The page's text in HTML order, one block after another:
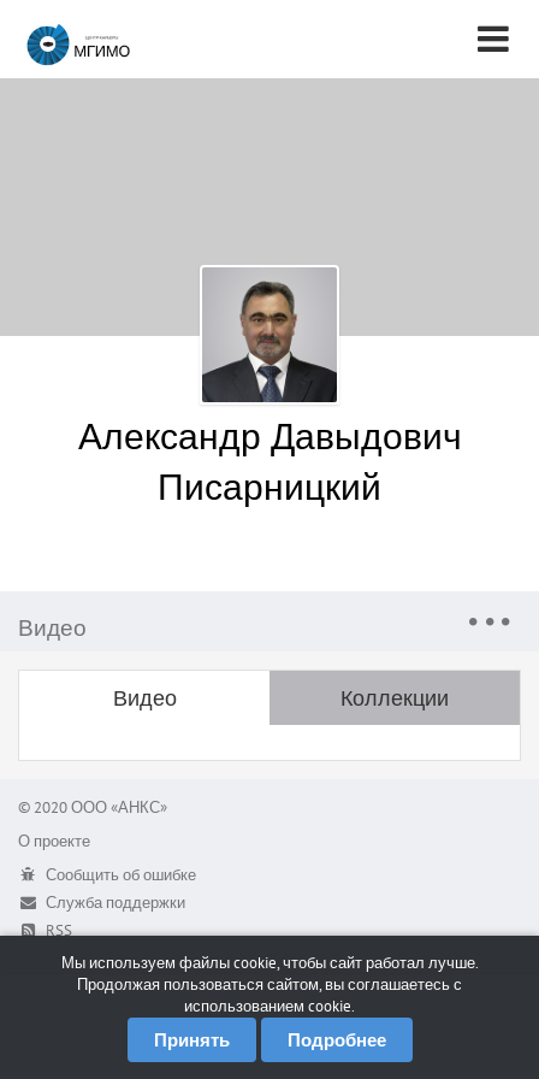
Александр Давыдович
Писарницкий
Видео
Видео Коллекции
© 2020 ООО «АНКС»
О проекте
Сообщить об ошибке
Служба поддержки
RSS
Мы используем файлы cookie, чтобы сайт работал лучше.
Продолжая пользоваться сайтом, вы соглашаетесь с
использованием cookie.
Принять Подробнее